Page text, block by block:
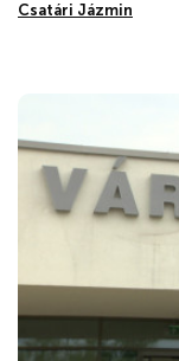
Csatári Jázmin